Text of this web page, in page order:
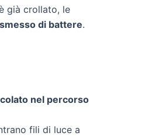
già crollato, le
di battere.
nel percorso
fili di luce a